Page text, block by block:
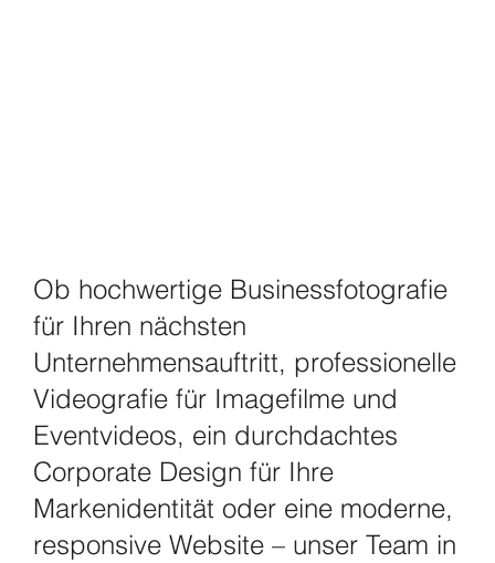
Ob hochwertige Businessfotografie
für Ihren nächsten
Unternehmensauftritt, professionelle
Videografie für Imagefilme und
Eventvideos, ein durchdachtes
Corporate Design für Ihre
Markenidentität oder eine moderne,
responsive Website – unser Team in